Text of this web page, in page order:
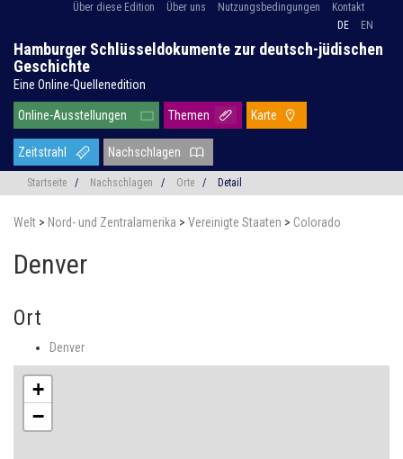
Über diese Edition Über uns Nutzungsbedingungen
Kontakt
DE
EN
Hamburger Schlüsseldokumente zur deutsch-jüdischen
Geschichte
Eine Online-Quellenedition
Online-Ausstellungen Themen Karte
Zeitstrahl Nachschlagen
Startseite / Nachschlagen / Orte / Detail
Welt > Nord- und Zentralamerika > Vereinigte Staaten > Colorado
Denver
Ort
Denver
+
−